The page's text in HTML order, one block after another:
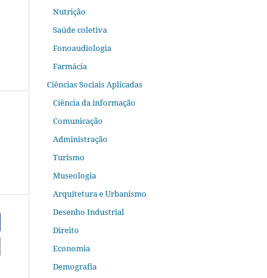
Nutrição
Saúde coletiva
Fonoaudiologia
Farmácia
Ciências Sociais Aplicadas
Ciência da informação
Comunicação
Administração
Turismo
Museologia
Arquitetura e Urbanismo
Desenho Industrial
Direito
Economia
Demografia